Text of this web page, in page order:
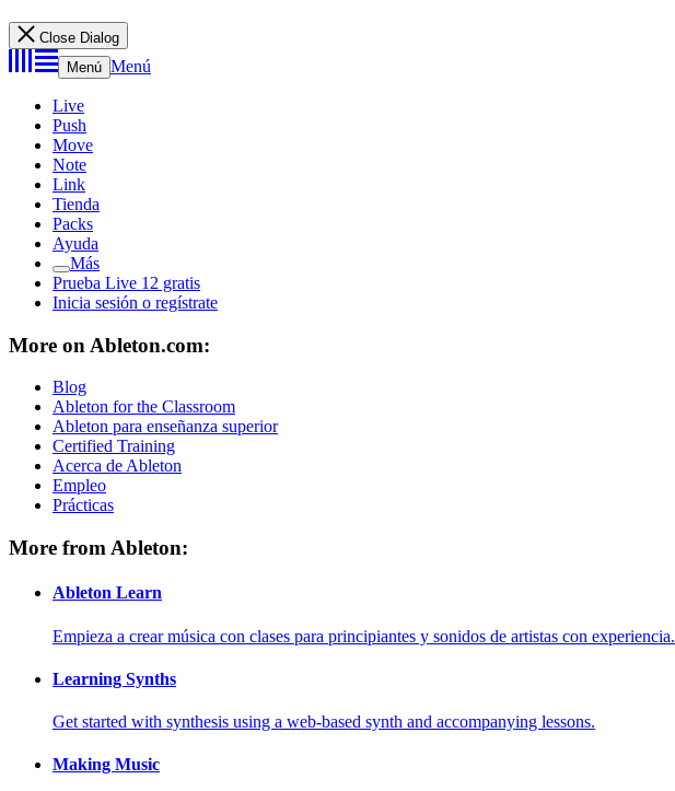
Close Dialog
Menú Menú
Live
Push
Move
Note
Link
Tienda
Packs
Ayuda
Más
Prueba Live 12 gratis
Inicia sesión o regístrate
More on Ableton.com:
Blog
Ableton for the Classroom
Ableton para enseñanza superior
Certified Training
Acerca de Ableton
Empleo
Prácticas
More from Ableton:
Ableton Learn
Empieza a crear música con clases para principiantes y sonidos de artistas con experiencia.
Learning Synths
Get started with synthesis using a web-based synth and accompanying lessons.
Making Music